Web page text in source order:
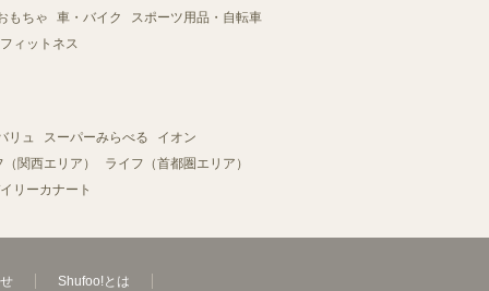
もちゃ 車・バイク
スポーツ用品・自転車
ィットネス
リュ スーパーみらべる
イオン
関西エリア）
ライフ（首都圏エリア）
リーカナート
Shufoo!とは